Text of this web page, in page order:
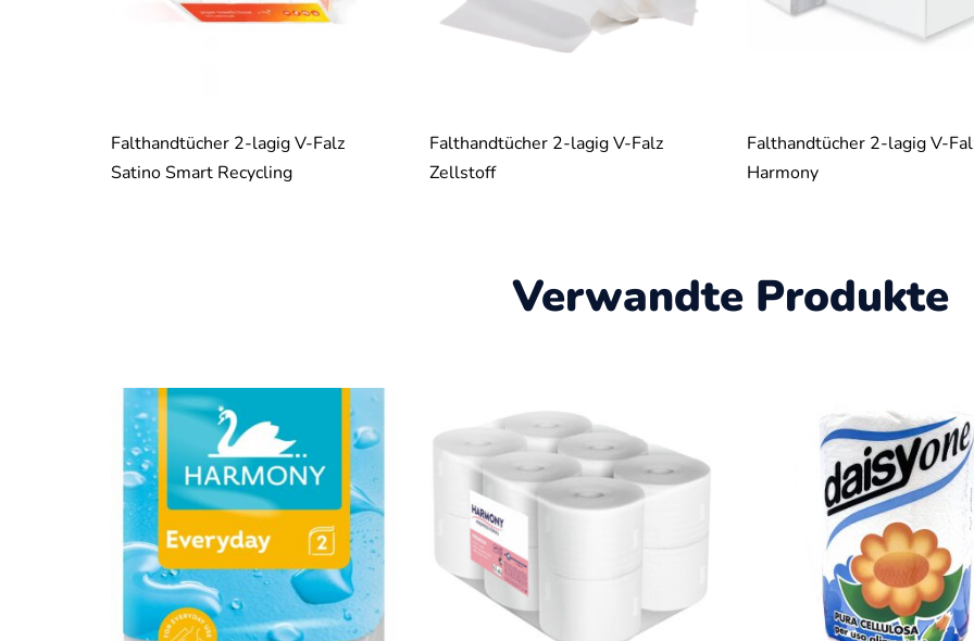
Falthandtücher 2-lagig V-Falz
Satino Smart Recycling
Falthandtücher 2-lagig V-Falz
Zellstoff
Falthandtücher 2-lagig V-
Harmony
Verwandte Produkte